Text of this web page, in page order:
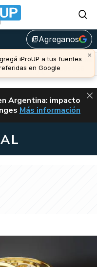
library_addAgreganos
×
iProUP a tus fuentes
en Google
Avalanche
u$s 6,55
Argentina: impacto
CLARITY ACT EN
Más información